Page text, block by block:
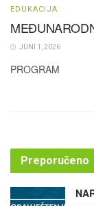
EDUKACIJA
JUNI 1, 2026
PROGRAM
Preporučeno